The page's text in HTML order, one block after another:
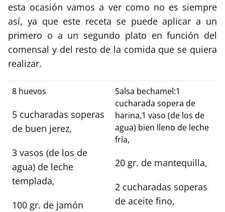
esta ocasión vamos a ver como no es siempre
así, ya que este receta se puede aplicar a un
primero o a un segundo plato en función del
comensal y del resto de la comida que se quiera
realizar.
8 huevos
5 cucharadas soperas
de buen jerez,
3 vasos (de los de
agua) de leche
templada,
100 gr. de jamón
Salsa bechamel:1
cucharada sopera de
harina,1 vaso (de los de
agua) bien lleno de leche
fría,
20 gr. de mantequilla,
2 cucharadas soperas
de aceite fino,